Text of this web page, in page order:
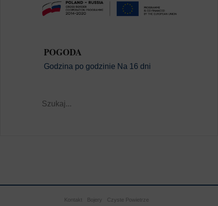
POGODA
Godzina po godzinie Na 16 dni
Kontakt Bojery
Czyste Powietrze